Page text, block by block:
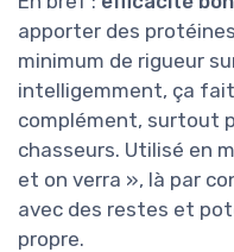
apporter des
minimum de rigueur
intelligemment, ça
complément, surtout
chasseurs. Utilisé en
et on verra », là par
avec des restes et
propre.